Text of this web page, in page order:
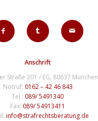
Anschrift
Straße 201 / EG, 80637 München
Notruf: 0162 – 42 46 843
Tel.: 089/ 5491340
Fax: 089/ 54913411
info@strafrechtsberatung.de